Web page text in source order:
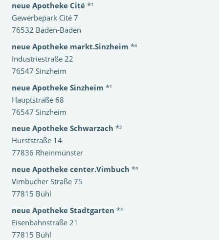
neue Apotheke Cité *¹
Gewerbepark Cité 7
76532 Baden-Baden
neue Apotheke markt.Sinzheim *⁴
Industriestraße 22
76547 Sinzheim
neue Apotheke Sinzheim *¹
Hauptstraße 68
76547 Sinzheim
neue Apotheke Schwarzach *³
Hurststraße 14
77836 Rheinmünster
neue Apotheke center.Vimbuch *⁴
Vimbucher Straße 75
77815 Bühl
neue Apotheke Stadtgarten *⁴
Eisenbahnstraße 21
77815 Bühl